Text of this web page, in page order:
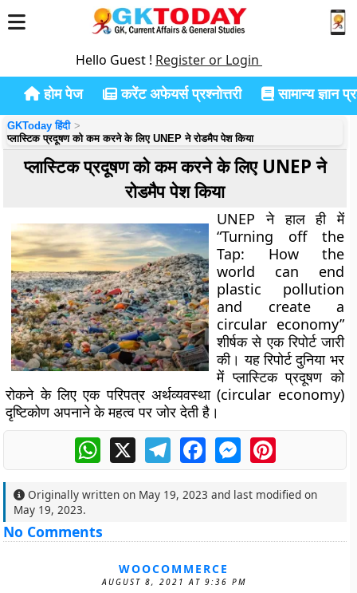
Hello Guest ! Register or Login
होम पेज करेंट अफेयर्स प्रश्नोत्तरी सामान्य ज्ञान
GKToday हिंदी
प्लास्टिक प्रदूषण को कम करने के लिए UNEP ने रोडमैप पेश किया
प्लास्टिक प्रदूषण को कम करने के लिए UNEP ने
रोडमैप पेश किया
UNEP ने हाल ही में
“Turning off the
Tap: How the
world can end
plastic pollution
and create a
circular economy”
शीर्षक से एक रिपोर्ट जारी
की। यह रिपोर्ट दुनिया भर
में प्लास्टिक प्रदूषण को
रोकने के लिए एक परिपत्र अर्थव्यवस्था (circular economy)
दृष्टिकोण अपनाने के महत्व पर जोर देती है।
WhatsApp
X TelegramFacebookMessengerPinterest
Originally written on May 19, 2023 and last modified on
May 19, 2023.
No Comments
WOOCOMMERCE
AUGUST 8, 2021 AT 9:36 PM